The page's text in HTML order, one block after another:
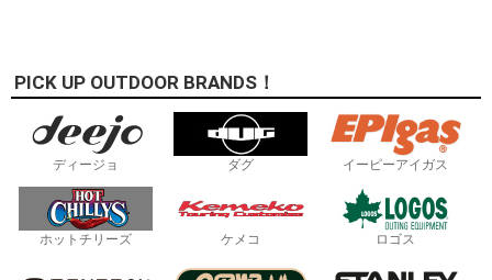
PICK UP OUTDOOR BRANDS！
ディージョ ダグ イーピーアイガス
ホットチリーズ ケメコ ロゴス